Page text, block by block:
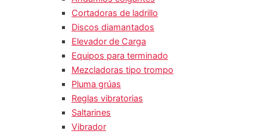
Cortadoras de ladrillo
Discos diamantados
Elevador de Carga
Equipos para terminado
Mezcladoras tipo trompo
Pluma grúas
Reglas vibratorias
Saltarines
Vibrador